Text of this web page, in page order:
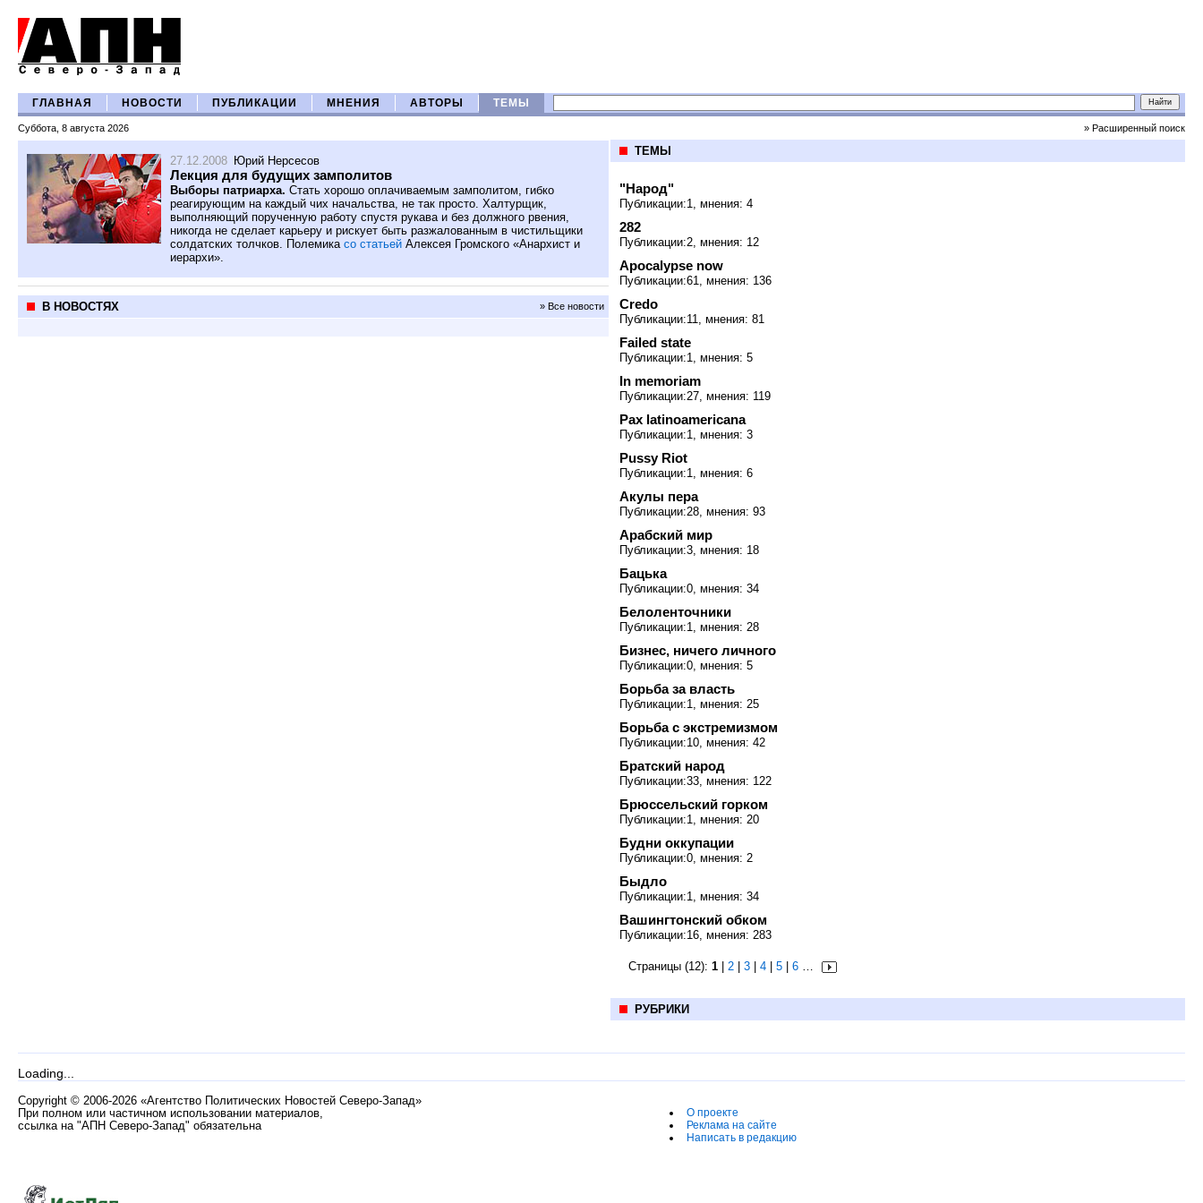
ГЛАВНАЯ НОВОСТИ ПУБЛИКАЦИИ МНЕНИЯ АВТОРЫ ТЕМЫ
Суббота, 8 августа 2026 » Расширенный поиск
27.12.2008 Юрий Нерсесов
Лекция для будущих замполитов
Выборы патриарха. Стать хорошо оплачиваемым замполитом, гибко
реагирующим на каждый чих начальства, не так просто. Халтурщик,
выполняющий порученную работу спустя рукава и без должного рвения,
никогда не сделает карьеру и рискует быть разжалованным в чистильщики
солдатских толчков. Полемика со статьей Алексея Громского «Анархист и
иерархи».
В НОВОСТЯХ » Все новости
ТЕМЫ
"Народ"
Публикации:1, мнения: 4
282
Публикации:2, мнения: 12
Apocalypse now
Публикации:61, мнения: 136
Credo
Публикации:11, мнения: 81
Failed state
Публикации:1, мнения: 5
In memoriam
Публикации:27, мнения: 119
Pax latinoamericana
Публикации:1, мнения: 3
Pussy Riot
Публикации:1, мнения: 6
Акулы пера
Публикации:28, мнения: 93
Арабский мир
Публикации:3, мнения: 18
Бацька
Публикации:0, мнения: 34
Белоленточники
Публикации:1, мнения: 28
Бизнес, ничего личного
Публикации:0, мнения: 5
Борьба за власть
Публикации:1, мнения: 25
Борьба с экстремизмом
Публикации:10, мнения: 42
Братский народ
Публикации:33, мнения: 122
Брюссельский горком
Публикации:1, мнения: 20
Будни оккупации
Публикации:0, мнения: 2
Быдло
Публикации:1, мнения: 34
Вашингтонский обком
Публикации:16, мнения: 283
Страницы (12): 1 2 3 4 5 6 …
РУБРИКИ
Loading...
Copyright © 2006-2026 «Агентство Политических Новостей Северо-Запад»
При полном или частичном использовании материалов,
ссылка на "АПН Северо-Запад" обязательна
О проекте
Реклама на сайте
Написать в редакцию